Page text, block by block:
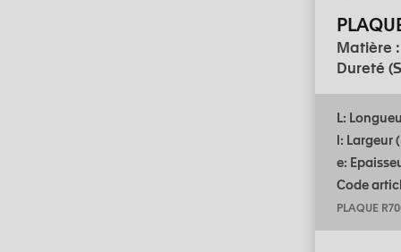
Matière :
Dureté
L:
l: Largeur
e:
Code
PLAQUE